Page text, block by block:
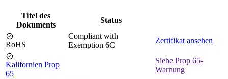
Titel des
Dokuments
Status
RoHS
Compliant with
Exemption 6C
Zertifikat ansehen
Kalifornien Prop
65
Siehe Prop 65-
Warnung